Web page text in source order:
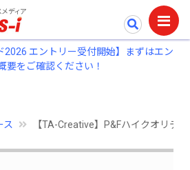
ディア
2026 エントリー受付開始】まずはエン
要をご確認ください！
ス 【TA-Creative】P&Fハイクオリテ